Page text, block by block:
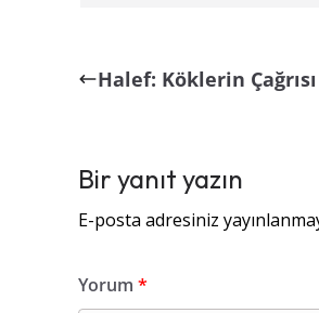
Halef: Köklerin
Bir yanıt yazın
E-posta adresiniz
Yorum *